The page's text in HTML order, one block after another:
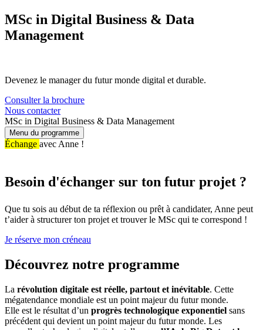
MSc in Digital Business & Data
Management
Devenez le manager du futur monde digital et durable.
Consulter la brochure
Nous contacter
MSc in Digital Business & Data Management
Menu du programme
Échange avec Anne !
Besoin d'échanger sur ton futur projet ?
Que tu sois au début de ta réflexion ou prêt à candidater, Anne peut
t’aider à structurer ton projet et trouver le MSc qui te correspond !
Je réserve mon créneau
Découvrez notre programme
La révolution digitale est réelle, partout et inévitable. Cette
mégatendance mondiale est un point majeur du futur monde.
Elle est le résultat d’un progrès technologique exponentiel sans
précédent qui devient un point majeur du futur monde. Les